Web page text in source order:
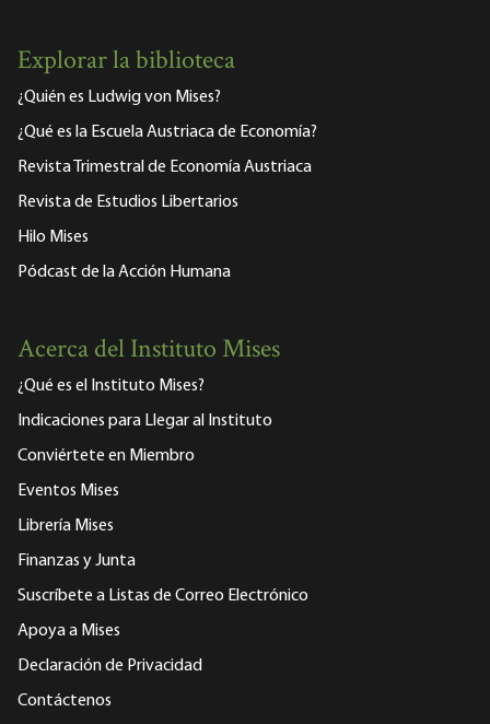
Explorar la biblioteca
¿Quién es Ludwig von Mises?
¿Qué es la Escuela Austriaca de Economía?
Revista Trimestral de Economía Austriaca
Revista de Estudios Libertarios
Hilo Mises
Pódcast de la Acción Humana
Acerca del Instituto Mises
¿Qué es el Instituto Mises?
Indicaciones para Llegar al Instituto
Conviértete en Miembro
Eventos Mises
Librería Mises
Finanzas y Junta
Suscríbete a Listas de Correo Electrónico
Apoya a Mises
Declaración de Privacidad
Contáctenos